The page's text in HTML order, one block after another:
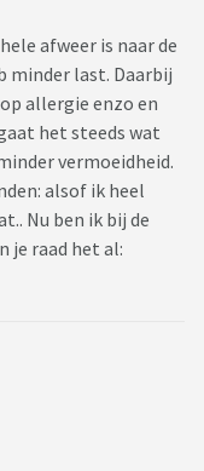
afweer is naar de
minder last. Daarbij
allergie enzo en
het steeds wat
vermoeidheid.
alsof ik heel
Nu ben ik bij de
je raad het al: